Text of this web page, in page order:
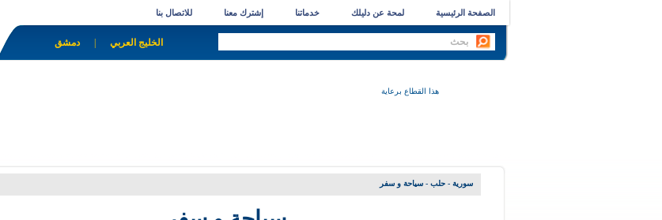
الصفحة الرئيسية لمحة عن دليلك خدماتنا إشترك معنا للاتصال بنا
دمشق الخليج العربي
هذا القطاع برعاية
سورية - حلب - سياحة و سفر